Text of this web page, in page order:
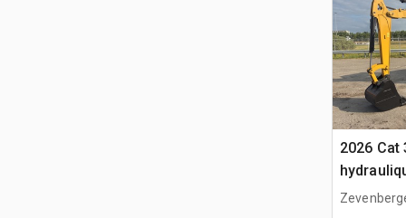
2026 Cat